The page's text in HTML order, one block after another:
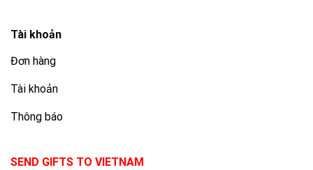
Tài khoản
Đơn hàng
Tài khoản
Thông báo
SEND GIFTS TO VIETNAM